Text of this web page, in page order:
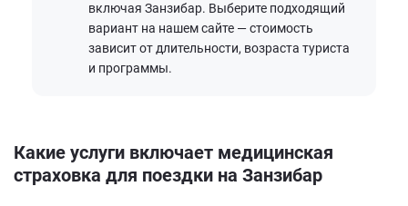
включая Занзибар. Выберите подходящий
вариант на нашем сайте — стоимость
зависит от длительности, возраста туриста
и программы.
Какие услуги включает медицинская
страховка для поездки на Занзибар